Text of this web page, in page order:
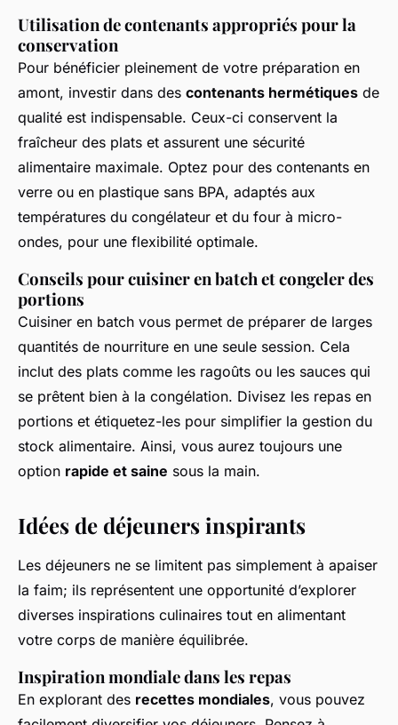
Utilisation de contenants appropriés pour la
conservation
Pour bénéficier pleinement de votre préparation en
amont, investir dans des contenants hermétiques de
qualité est indispensable. Ceux-ci conservent la
fraîcheur des plats et assurent une sécurité
alimentaire maximale. Optez pour des contenants en
verre ou en plastique sans BPA, adaptés aux
températures du congélateur et du four à micro-
ondes, pour une flexibilité optimale.
Conseils pour cuisiner en batch et congeler des
portions
Cuisiner en batch vous permet de préparer de larges
quantités de nourriture en une seule session. Cela
inclut des plats comme les ragoûts ou les sauces qui
se prêtent bien à la congélation. Divisez les repas en
portions et étiquetez-les pour simplifier la gestion du
stock alimentaire. Ainsi, vous aurez toujours une
option rapide et saine sous la main.
Idées de déjeuners inspirants
Les déjeuners ne se limitent pas simplement à apaiser
la faim; ils représentent une opportunité d’explorer
diverses inspirations culinaires tout en alimentant
votre corps de manière équilibrée.
Inspiration mondiale dans les repas
En explorant des recettes mondiales, vous pouvez